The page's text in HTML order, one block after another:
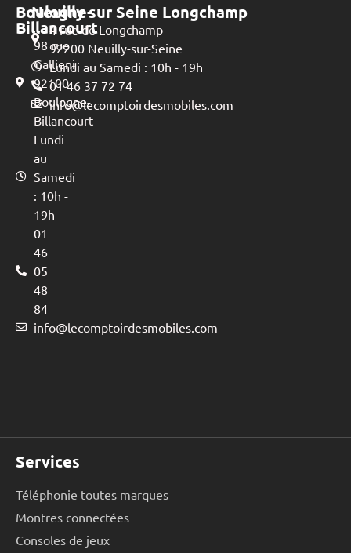
Boulogne-
Billancourt
98 rue
Gallieni
92100
Boulogne-
Billancourt
Lundi
au
Samedi
: 10h -
19h
01
46
05
48
84
info@lecomptoirdesmobiles.com
Neuilly sur Seine Longchamp
4 rue de Longchamp
92200 Neuilly-sur-Seine
Lundi au Samedi : 10h - 19h
01 46 37 72 74
info@lecomptoirdesmobiles.com
Services
Téléphonie toutes marques
Montres connectées
Consoles de jeux